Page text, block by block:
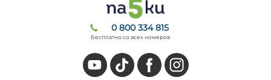
0 800 334 815
Бесплатно со всех номеров